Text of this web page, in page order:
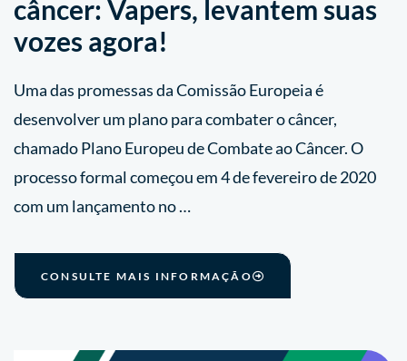
câncer: Vapers, levantem suas
vozes agora!
Uma das promessas da Comissão Europeia é
desenvolver um plano para combater o câncer,
chamado Plano Europeu de Combate ao Câncer. O
processo formal começou em 4 de fevereiro de 2020
com um lançamento no …
CONSULTE MAIS INFORMAÇÃO